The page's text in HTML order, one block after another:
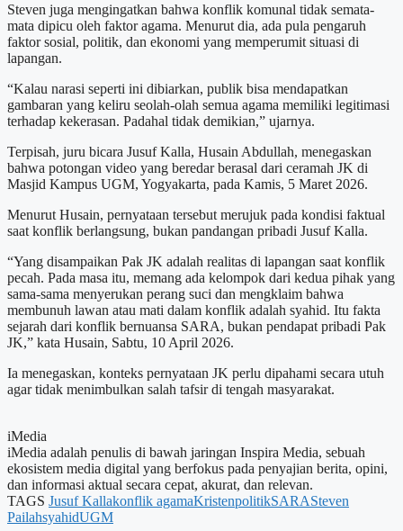
Steven juga mengingatkan bahwa konflik komunal tidak semata-
mata dipicu oleh faktor agama. Menurut dia, ada pula pengaruh
faktor sosial, politik, dan ekonomi yang memperumit situasi di
lapangan.
“Kalau narasi seperti ini dibiarkan, publik bisa mendapatkan
gambaran yang keliru seolah-olah semua agama memiliki legitimasi
terhadap kekerasan. Padahal tidak demikian,” ujarnya.
Terpisah, juru bicara Jusuf Kalla, Husain Abdullah, menegaskan
bahwa potongan video yang beredar berasal dari ceramah JK di
Masjid Kampus UGM, Yogyakarta, pada Kamis, 5 Maret 2026.
Menurut Husain, pernyataan tersebut merujuk pada kondisi faktual
saat konflik berlangsung, bukan pandangan pribadi Jusuf Kalla.
“Yang disampaikan Pak JK adalah realitas di lapangan saat konflik
pecah. Pada masa itu, memang ada kelompok dari kedua pihak yang
sama-sama menyerukan perang suci dan mengklaim bahwa
membunuh lawan atau mati dalam konflik adalah syahid. Itu fakta
sejarah dari konflik bernuansa SARA, bukan pendapat pribadi Pak
JK,” kata Husain, Sabtu, 10 April 2026.
Ia menegaskan, konteks pernyataan JK perlu dipahami secara utuh
agar tidak menimbulkan salah tafsir di tengah masyarakat.
iMedia
iMedia adalah penulis di bawah jaringan Inspira Media, sebuah
ekosistem media digital yang berfokus pada penyajian berita, opini,
dan informasi aktual secara cepat, akurat, dan relevan.
TAGS Jusuf Kallakonflik agamaKristenpolitikSARASteven
PailahsyahidUGM